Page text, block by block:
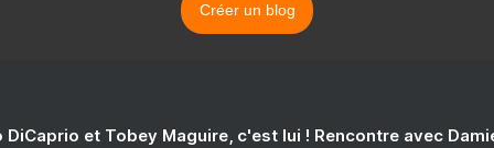
Créer un blog
DiCaprio et Tobey Maguire, c'est lui ! Rencontre avec